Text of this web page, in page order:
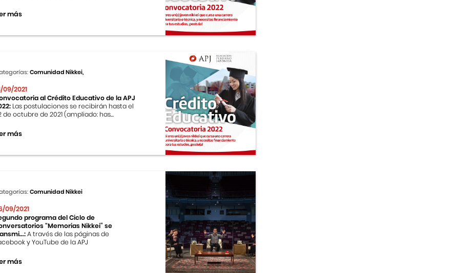
más
Comunidad Nikkei,
09/2021
al Crédito Educativo de la APJ
Las postulaciones se recibirán hasta el
de octubre de 2021 (ampliado: has...
más
Comunidad Nikkei
09/2021
programa del Ciclo de
“Memorias Nikkei” se
A través de las páginas de
y YouTube de la APJ
más